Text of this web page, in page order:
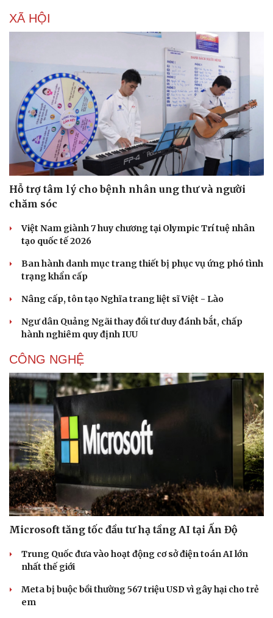
Sức khỏe
Dinh dưỡng - món ngon
Cây thuốc
Sản phụ khoa
Nhi khoa
Nam khoa
Làm đẹp - giảm cân
Phòng mạch online
Ăn sạch sống khỏe
Blog
XÃ HỘI
Hỗ trợ tâm lý cho bệnh nhân ung thư và người
chăm sóc
Việt Nam giành 7 huy chương tại Olympic Trí tuệ nhân
tạo quốc tế 2026
Ban hành danh mục trang thiết bị phục vụ ứng phó tình
trạng khẩn cấp
Nâng cấp, tôn tạo Nghĩa trang liệt sĩ Việt - Lào
Ngư dân Quảng Ngãi thay đổi tư duy đánh bắt, chấp
hành nghiêm quy định IUU
CÔNG NGHỆ
Microsoft tăng tốc đầu tư hạ tầng AI tại Ấn Độ
Trung Quốc đưa vào hoạt động cơ sở điện toán AI lớn
nhất thế giới
Meta bị buộc bồi thường 567 triệu USD vì gây hại cho trẻ
em